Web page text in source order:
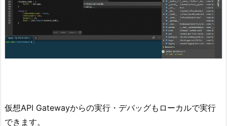
仮想API Gatewayからの実行・デバッグもローカルで実行
できます。